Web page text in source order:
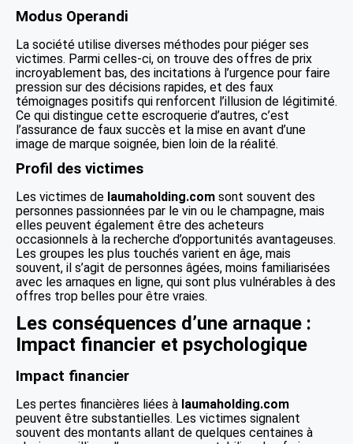
Modus Operandi
La société utilise diverses méthodes pour piéger ses
victimes. Parmi celles-ci, on trouve des offres de prix
incroyablement bas, des incitations à l’urgence pour faire
pression sur des décisions rapides, et des faux
témoignages positifs qui renforcent l’illusion de légitimité.
Ce qui distingue cette escroquerie d’autres, c’est
l’assurance de faux succès et la mise en avant d’une
image de marque soignée, bien loin de la réalité.
Profil des victimes
Les victimes de laumaholding.com sont souvent des
personnes passionnées par le vin ou le champagne, mais
elles peuvent également être des acheteurs
occasionnels à la recherche d’opportunités avantageuses.
Les groupes les plus touchés varient en âge, mais
souvent, il s’agit de personnes âgées, moins familiarisées
avec les arnaques en ligne, qui sont plus vulnérables à des
offres trop belles pour être vraies.
Les conséquences d’une arnaque :
Impact financier et psychologique
Impact financier
Les pertes financières liées à laumaholding.com
peuvent être substantielles. Les victimes signalent
souvent des montants allant de quelques centaines à